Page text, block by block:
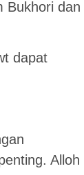
Bukhori dan
dapat
Alloh